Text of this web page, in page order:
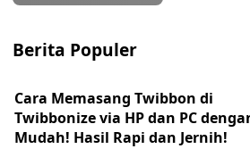
Berita Populer
Cara Memasang Twibbon di
Twibbonize via HP dan PC
Mudah! Hasil Rapi dan Jernih!